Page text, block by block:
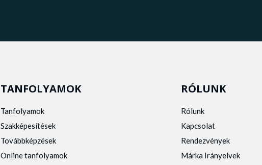
TANFOLYAMOK
Tanfolyamok
Szakképesítések
Továbbképzések
Online tanfolyamok
RÓLUNK
Rólunk
Kapcsolat
Rendezvények
Márka Irányelvek